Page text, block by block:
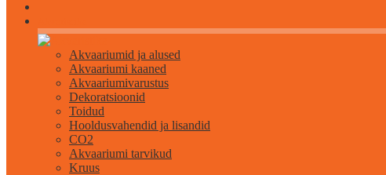
Akvaariumid ja alused
Akvaariumi kaaned
Akvaariumivarustus
Dekoratsioonid
Toidud
Hooldusvahendid ja lisandid
CO2
Akvaariumi tarvikud
Kruus